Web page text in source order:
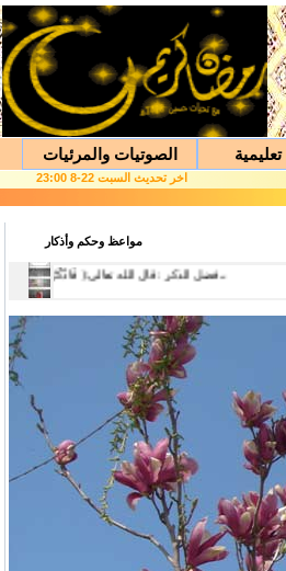
الصوتيات والمرئيات
اخر تحديث السبت 22
-
8
3:00
مواعظ وحكم وأذكار